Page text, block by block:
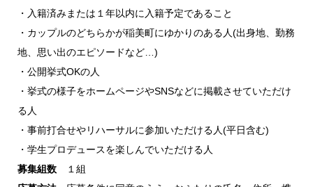
・入籍済みまたは１年以内に入籍予定であること
・カップルのどちらかが稲美町にゆかりのある人(出身地、勤務
地、思い出のエピソードなど…)
・公開挙式OKの人
・挙式の様子をホームページやSNSなどに掲載させていただけ
る人
・事前打合せやリハーサルに参加いただける人(平日含む)
・学生プロデュースを楽しんでいただける人
募集組数 １組